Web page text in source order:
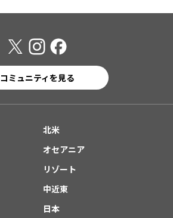
コミュニティを見る
北米
オセアニア
リゾート
中近東
日本